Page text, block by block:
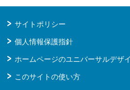
サイトポリシー
個人情報保護指針
ホームページのユニバーサルデザ
このサイトの使い方